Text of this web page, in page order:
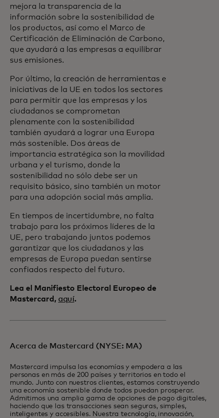
mejora la transparencia de la
información sobre la sostenibilidad de
los productos, así como el Marco de
Certificación de Eliminación de Carbono,
que ayudará a las empresas a equilibrar
sus emisiones.
Por último, la creación de herramientas e
iniciativas de la UE en todos los sectores
para permitir que las empresas y los
ciudadanos se comprometan
plenamente con la sostenibilidad
también ayudará a lograr una Europa
más sostenible. Dos áreas de
importancia estratégica son la movilidad
urbana y el turismo, donde la
sostenibilidad no sólo debe ser un
requisito básico, sino también un motor
para una adopción social más amplia.
En tiempos de incertidumbre, no falta
trabajo para los próximos líderes de la
UE, pero trabajando juntos podemos
garantizar que los ciudadanos y las
empresas de Europa puedan sentirse
confiados respecto del futuro.
Lea el Manifiesto Electoral Europeo de
Mastercard, aquí.
Acerca de Mastercard (NYSE: MA)
Mastercard impulsa las economías y empodera a las
personas en más de 200 países y territorios en todo el
mundo. Junto con nuestros clientes, estamos construyendo
una economía sostenible donde todos puedan prosperar.
Admitimos una amplia gama de opciones de pago digitales,
haciendo que las transacciones sean seguras, simples,
inteligentes y accesibles. Nuestra tecnología, innovación,